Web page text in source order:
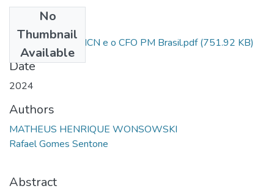
No
Thumbnail
Available
Relação entre a MCN e o CFO PM Brasil.pdf(751.92 KB)
Date
2024
Authors
MATHEUS HENRIQUE WONSOWSKI
Rafael Gomes Sentone
Abstract